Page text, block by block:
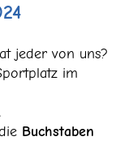
jeder von uns?
im
Buchstaben